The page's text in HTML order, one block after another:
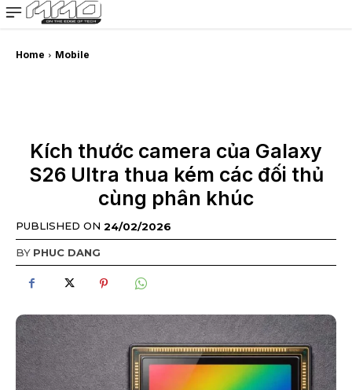
MMOSITE - Thông tin công nghệ
Bài viết nổi bật
Home Mobile
Kích thước camera của Galaxy
S26 Ultra thua kém các đối thủ
cùng phân khúc
PUBLISHED ON 24/02/2026
BY PHUC DANG